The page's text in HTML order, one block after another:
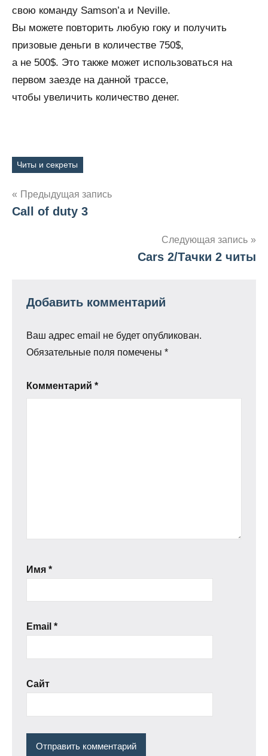
свою команду Samson’а и Neville.
Вы можете повторить любую гоку и получить
призовые деньги в количестве 750$,
а не 500$. Это также может использоваться на
первом заезде на данной трассе,
чтобы увеличить количество денег.
Метки
Читы и секреты
Навигация
по
Предыдущая запись
Call of duty 3
Следующая запись
Cars 2/Тачки 2 читы
Добавить комментарий
Ваш адрес email не будет опубликован.
Обязательные поля помечены *
Комментарий *
Имя *
Email *
Сайт